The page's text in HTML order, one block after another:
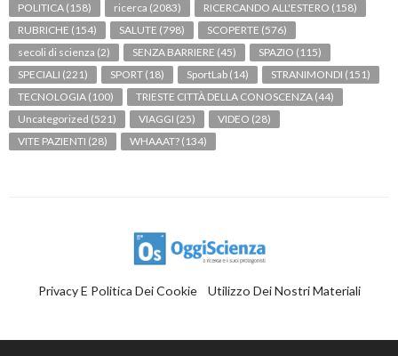
POLITICA (158) ricerca (2083) RICERCANDO ALL'ESTERO (158)
RUBRICHE (154) SALUTE (798) SCOPERTE (576)
secoli di scienza (2) SENZA BARRIERE (45) SPAZIO (115)
SPECIALI (221) SPORT (18) SportLab (14) STRANIMONDI (151)
TECNOLOGIA (100) TRIESTE CITTÀ DELLA CONOSCENZA (44)
Uncategorized (521) VIAGGI (25) VIDEO (28)
VITE PAZIENTI (28) WHAAAT? (134)
Privacy E Politica Dei Cookie Utilizzo Dei Nostri Materiali